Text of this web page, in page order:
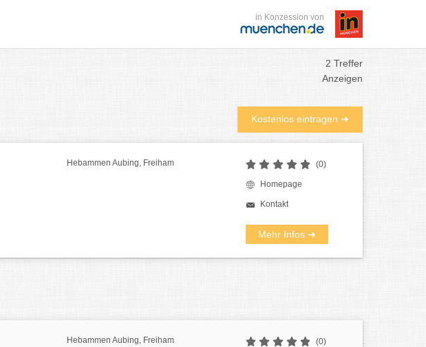
in Konzession von
2 Treffer
Anzeigen
Kostenlos eintragen ➜
Hebammen Aubing, Freiham (0)
Homepage
Kontakt
Mehr Infos ➜
Hebammen Aubing, Freiham (0)